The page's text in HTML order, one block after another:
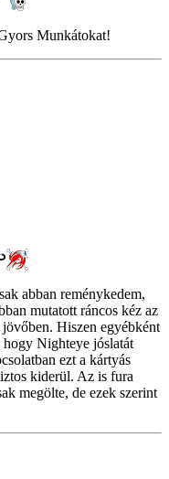
Munkátokat!
abban reménykedem,
mutatott ráncos kéz az
Hiszen egyébként
hogy Nighteye jóslatát
ezt a kártyás
kiderül. Az is fura
megölte, de ezek szerint